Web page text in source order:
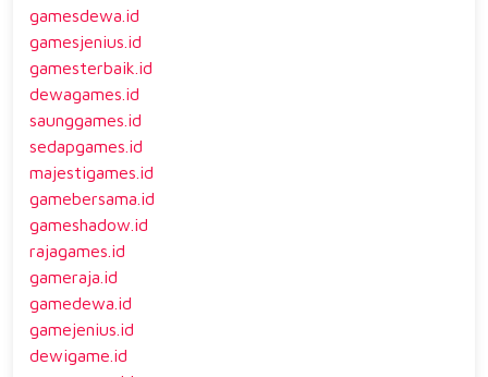
gamesdewa.id
gamesjenius.id
gamesterbaik.id
dewagames.id
saunggames.id
sedapgames.id
majestigames.id
gamebersama.id
gameshadow.id
rajagames.id
gameraja.id
gamedewa.id
gamejenius.id
dewigame.id